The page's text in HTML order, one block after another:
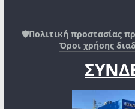
🛡️Πολιτική προστασίας
Όροι χρήσης